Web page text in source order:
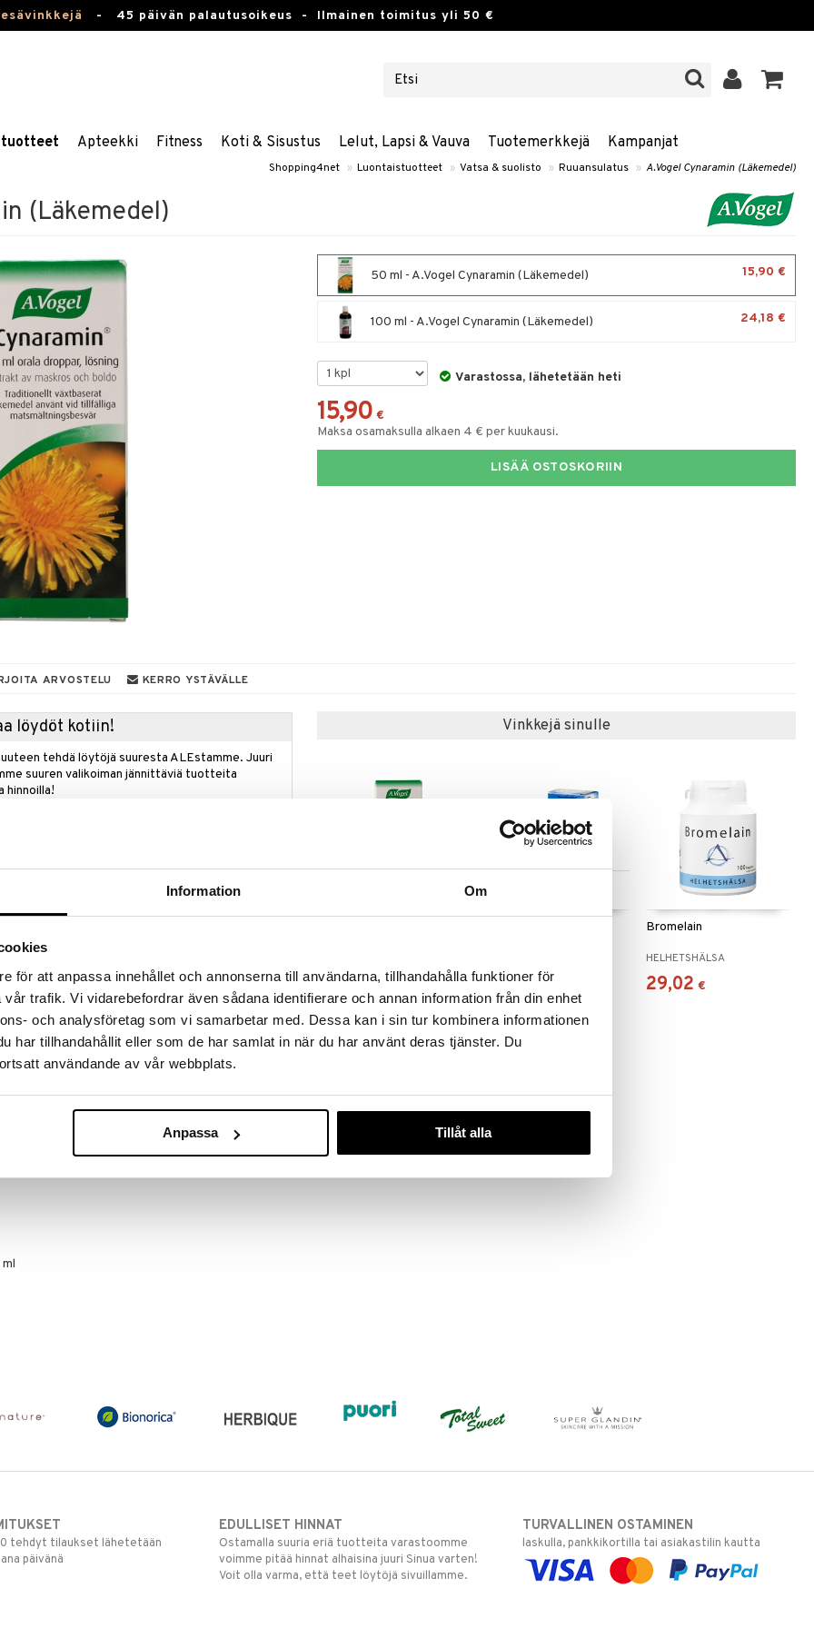
Information Om
för att anpassa innehållet och annonserna till användarna, tillhandahålla funktioner för
trafik. Vi vidarebefordrar även sådana identifierare och annan information från din enhet
och analysföretag som vi samarbetar med. Dessa kan i sin tur kombinera informationen
har tillhandahållit eller som de har samlat in när du har använt deras tjänster. Du
användande av vår webbplats.
Anpassa Tillåt alla
- 45 päivän palautusoikeus - Ilmainen toimitus yli 50 €
Apteekki Fitness Koti & Sisustus Lelut, Lapsi & Vauva Tuotemerkkejä Kampanjat
Shopping4net » Luontaistuotteet » Vatsa & suolisto » Ruuansulatus » A.Vogel Cynaramin (Läkemedel)
(Läkemedel)
50 ml - A.Vogel Cynaramin (Läkemedel) 15,90 €
100 ml - A.Vogel Cynaramin (Läkemedel) 24,18 €
Varastossa, lähetetään heti
15,90 €
Maksa osamaksulla alkaen 4 € per kuukausi.
LISÄÄ OSTOSKORIIN
ARVOSTELU KERRO YSTÄVÄLLE
löydöt kotiin!
tehdä löytöjä suuresta ALEstamme. Juuri
suuren valikoiman jännittäviä tuotteita
hinnoilla!
ummetukseen.
kontrollin mukaisesti.
tippaa nesteessä 3-5 kertaa päivässä ruokailun
22,5 ml, Taraxacum (voikukka): 22,5 ml, Peumus
piperita (pipatminttu): 1,5 ml.
Vinkkejä sinulle
alk.15,90 € alk.9,90 €
Bromelain
HELHETSHÄLSA
29,02 €
tehdyt tilaukset lähetetään
päivänä
EDULLISET HINNAT
Ostamalla suuria eriä tuotteita varastoomme
voimme pitää hinnat alhaisina juuri Sinua varten!
Voit olla varma, että teet löytöjä sivuillamme.
TURVALLINEN OSTAMINEN
laskulla, pankkikortilla tai asiakastilin kautta